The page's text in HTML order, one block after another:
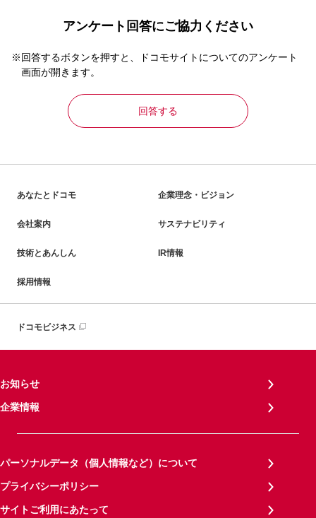
アンケート回答にご協力ください
※回答するボタンを押すと、ドコモサイトについてのアンケート
画面が開きます。
回答する
あなたとドコモ 企業理念・ビジョン
会社案内 サステナビリティ
技術とあんしん IR情報
採用情報
ドコモビジネス
お知らせ
企業情報
パーソナルデータ（個人情報など）について
プライバシーポリシー
サイトご利用にあたって